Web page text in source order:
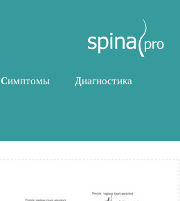
Симптомы Диагностика